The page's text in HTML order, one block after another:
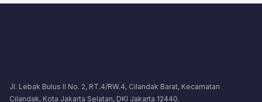
Jl. Lebak Bulus II No. 2, RT.4/RW.4, Cilandak Barat, Kecamatan
Cilandak, Kota Jakarta Selatan, DKI Jakarta 12440.